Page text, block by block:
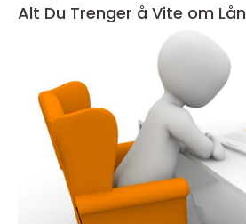
Alt Du Trenger å Vite om Lån